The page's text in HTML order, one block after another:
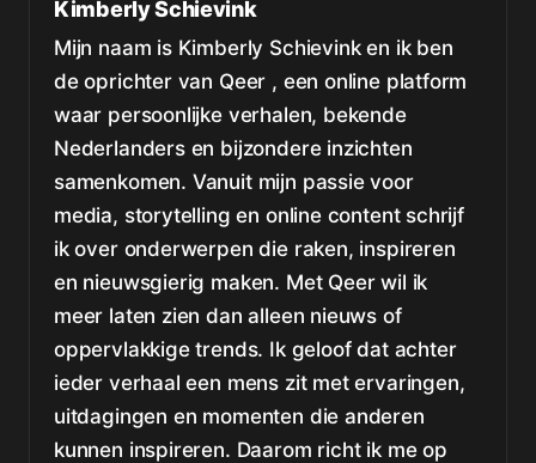
Kimberly Schievink
Mijn naam is Kimberly Schievink en ik ben
de oprichter van Qeer , een online platform
waar persoonlijke verhalen, bekende
Nederlanders en bijzondere inzichten
samenkomen. Vanuit mijn passie voor
media, storytelling en online content schrijf
ik over onderwerpen die raken, inspireren
en nieuwsgierig maken. Met Qeer wil ik
meer laten zien dan alleen nieuws of
oppervlakkige trends. Ik geloof dat achter
ieder verhaal een mens zit met ervaringen,
uitdagingen en momenten die anderen
kunnen inspireren. Daarom richt ik me op